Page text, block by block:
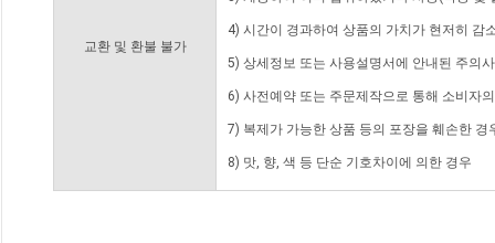
교환 및 환불 불가
4) 시간이 경과하여 상품의 가치가 현저히 감
5) 상세정보 또는 사용설명서에 안내된 주의
6) 사전예약 또는 주문제작으로 통해 소비자
7) 복제가 가능한 상품 등의 포장을 훼손한 경
8) 맛, 향, 색 등 단순 기호차이에 의한 경우